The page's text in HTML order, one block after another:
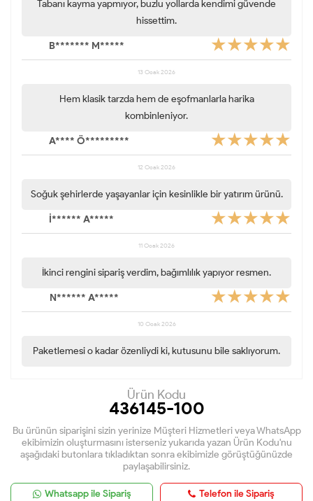
Tabanı kayma yapmıyor, buzlu yollarda kendimi güvende
hissettim.
B******* M*****
13 Ocak 2026
Hem klasik tarzda hem de eşofmanlarla harika
kombinleniyor.
A**** Ö*********
12 Ocak 2026
Soğuk şehirlerde yaşayanlar için kesinlikle bir yatırım ürünü.
İ****** A*****
11 Ocak 2026
İkinci rengini sipariş verdim, bağımlılık yapıyor resmen.
N****** A*****
10 Ocak 2026
Paketlemesi o kadar özenliydi ki, kutusunu bile saklıyorum.
Ürün Kodu
436145-100
Bu ürünün siparişini sizin yerinize Müşteri Hizmetleri veya WhatsApp
ekibimizin oluşturmasını isterseniz yukarıda yazan Ürün Kodu'nu
aşağıdaki butonlara tıkladıktan sonra ekibimizle görüştüğünüzde
paylaşabilirsiniz.
Whatsapp ile Sipariş Telefon ile Sipariş